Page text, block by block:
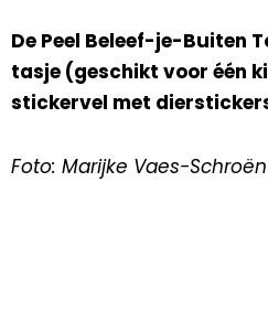
De Peel Beleef-je-Buiten
tasje (geschikt voor één
stickervel met
Foto: Marijke Vaes-